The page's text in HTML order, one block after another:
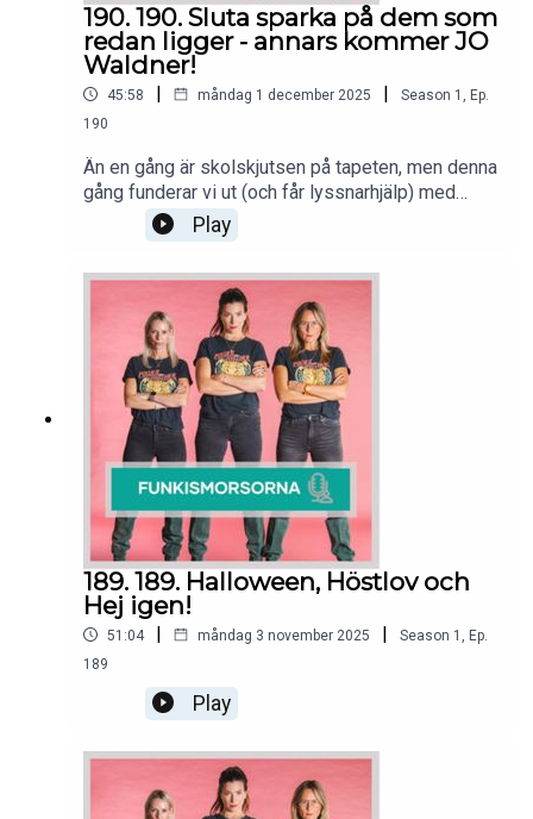
190. 190. Sluta sparka på dem som
redan ligger - annars kommer JO
Waldner!
45:58 | måndag 1 december 2025 | Season 1
Ep.
190
Än en gång är skolskjutsen på tapeten, men denna
gång funderar vi ut (och får lyssnarhjälp) med
konkreta och effektiva lösningar!Bäst av allt är att
vi annars hoppas på JO (Waldner!)Vi pratar också
in och lyssna! Puss o kram från Funkismorsorna
Play
189. 189. Halloween, Höstlov och
Hej igen!
51:04 | måndag 3 november 2025 | Season 1
Ep.
189
Play